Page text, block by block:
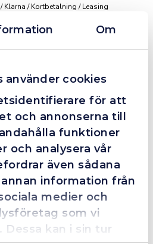
Om
använder cookies
för att
och annonserna till
funktioner
och analysera vår
även sådana
information från
medier och
som vi
kan i sin tur
Klarna / Kortbetalning / Leasing
av serviceminded.
som det blev lite strul med,
och löste det långt över
med Alexander, som förtjänar
❮ ❯